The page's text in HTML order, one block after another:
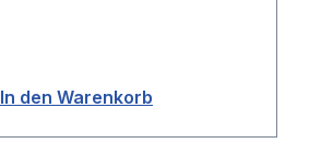
In den Warenkorb